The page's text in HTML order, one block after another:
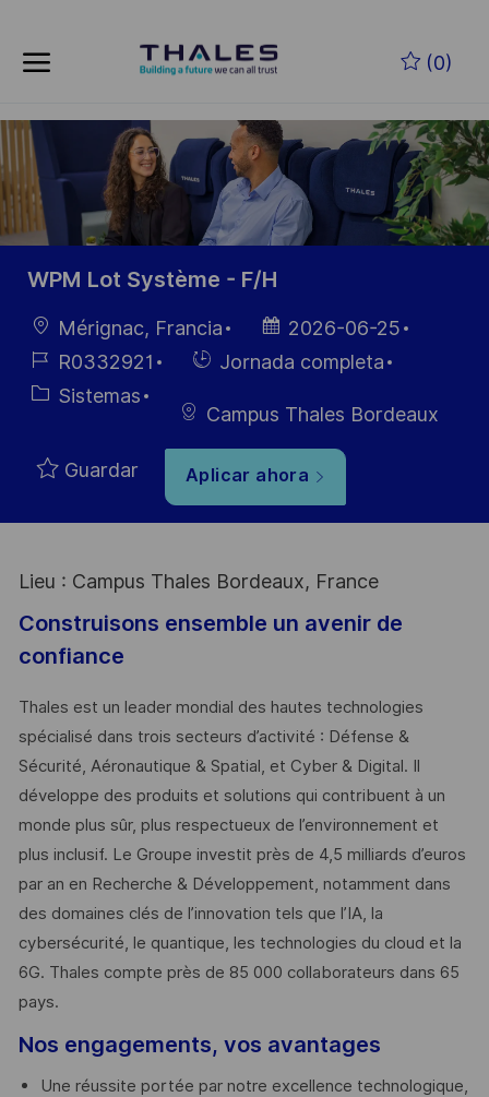
(0)
-
WPM Lot Système - F/H
Ubicación
Mérignac, Francia
Fecha de
publicación
2026-06-25
ID de
empleo
R0332921
HiringJornada completa
Categoría
Sistemas
Campus Thales Bordeaux
Guardar Aplicar ahora
Lieu : Campus Thales Bordeaux, France
Construisons ensemble un avenir de
confiance
Thales est un leader mondial des hautes technologies
spécialisé dans trois secteurs d’activité : Défense &
Sécurité, Aéronautique & Spatial, et Cyber & Digital. Il
développe des produits et solutions qui contribuent à un
monde plus sûr, plus respectueux de l’environnement et
plus inclusif. Le Groupe investit près de 4,5 milliards d’euros
par an en Recherche & Développement, notamment dans
des domaines clés de l’innovation tels que l’IA, la
cybersécurité, le quantique, les technologies du cloud et la
6G. Thales compte près de 85 000 collaborateurs dans 65
pays. ​
Nos engagements, vos avantages
Une réussite portée par notre excellence technologique,